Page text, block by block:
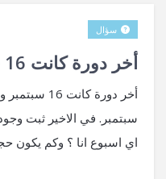
أخر دورة كانت 16 سبتمبر اخر جماع حد
سؤال
سبتمبر. في الاخير ثبت
اي اسبوع انا ؟ وكم يكون